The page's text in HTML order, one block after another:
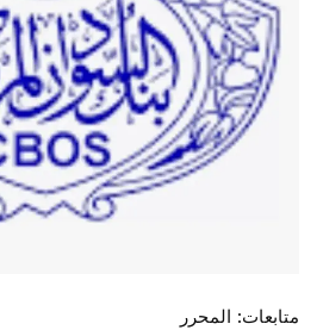
متابعات: المحرر